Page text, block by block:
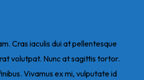
Cras iaculis dui at pellentesque
volutpat. Nunc at sagittis tortor.
Vivamus ex mi, vulputate id